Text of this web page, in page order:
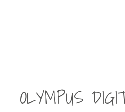
OLYMPUS